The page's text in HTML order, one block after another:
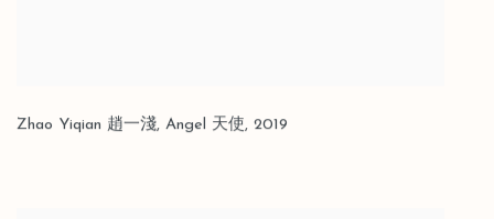
Zhao Yiqian 趙一淺, Angel 天使, 2019